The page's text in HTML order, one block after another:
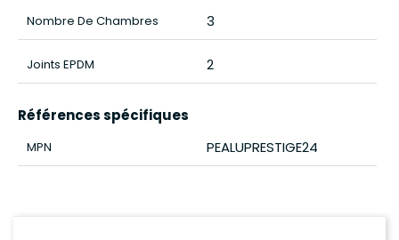
Nombre De Chambres 3
Joints EPDM 2
Références spécifiques
MPN PEALUPRESTIGE24